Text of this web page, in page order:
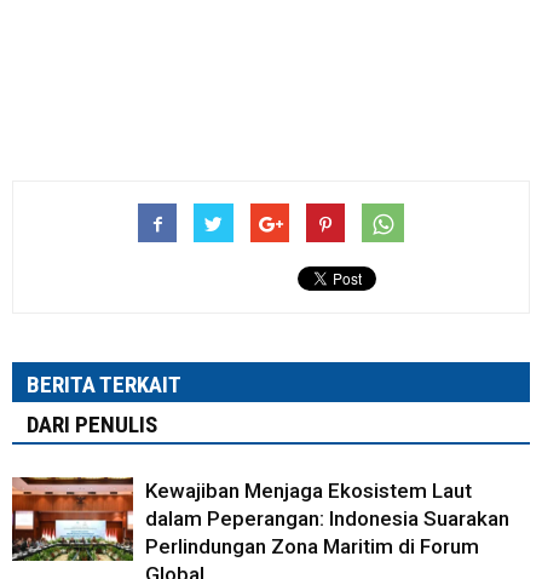
BERITA TERKAIT
DARI PENULIS
Kewajiban Menjaga Ekosistem Laut
dalam Peperangan: Indonesia Suarakan
Perlindungan Zona Maritim di Forum
Global